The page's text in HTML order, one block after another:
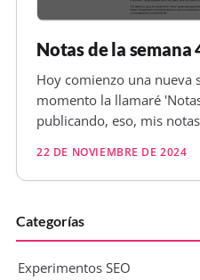
Notas de la semana
Hoy comienzo una nueva
momento la llamaré
publicando, eso, mis
22 DE NOVIEMBRE DE 2024
Categorías
Experimentos SEO